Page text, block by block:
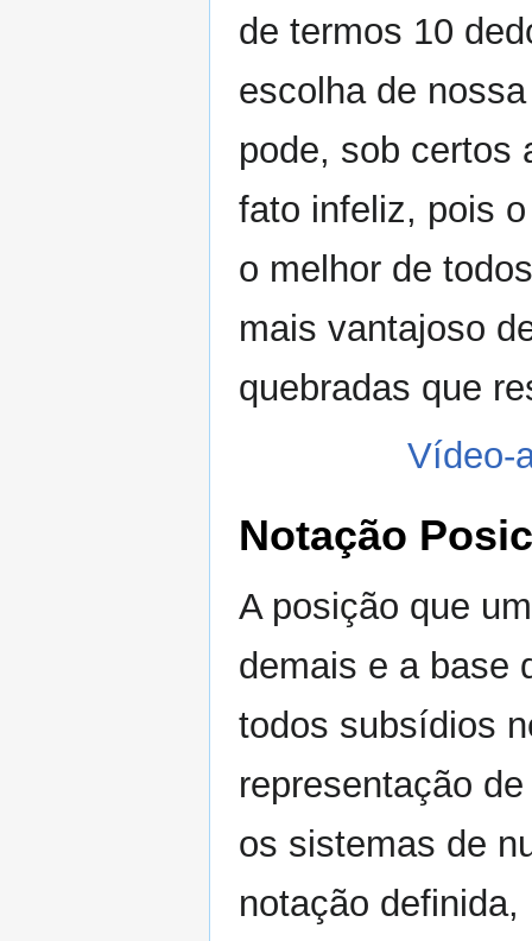
de termos 10
escolha de
pode, sob certos
fato infeliz, pois
o melhor de
mais vantajoso
quebradas que
Vídeo-
Notação
A posição que
demais e a base
todos subsídios
representação
os sistemas de
notação